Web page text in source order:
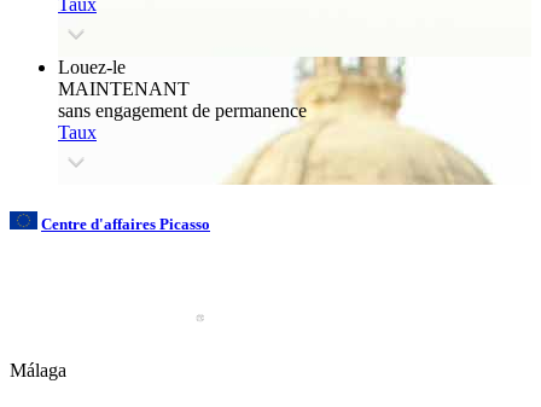
Taux
Louez-le
MAINTENANT
sans engagement de permanence
Taux
Centre d'affaires Picasso
Málaga